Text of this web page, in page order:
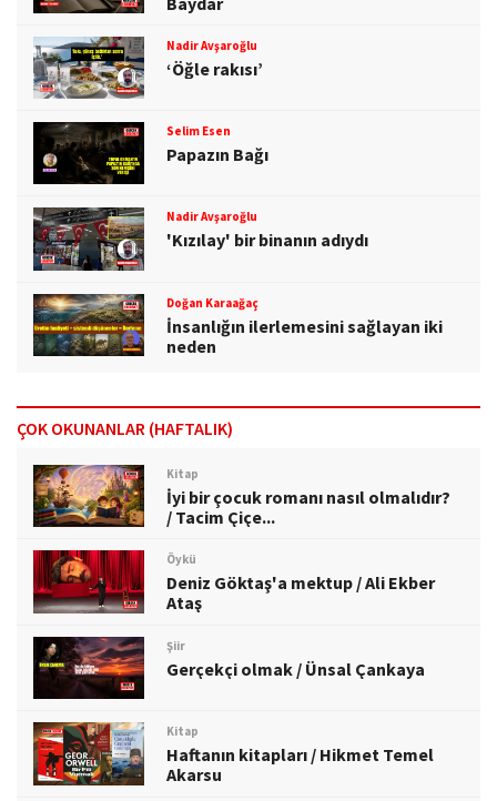
Nadir Avşaroğlu
‘Öğle rakısı’
Selim Esen
Papazın Bağı
Nadir Avşaroğlu
'Kızılay' bir binanın adıydı
Doğan Karaağaç
İnsanlığın ilerlemesini sağlayan iki
neden
ÇOK OKUNANLAR (HAFTALIK)
Kitap
İyi bir çocuk romanı nasıl olmalıdır?
/ Tacim Çiçe...
Öykü
Deniz Göktaş'a mektup / Ali Ekber
Ataş
Şiir
Gerçekçi olmak / Ünsal Çankaya
Kitap
Haftanın kitapları / Hikmet Temel
Akarsu